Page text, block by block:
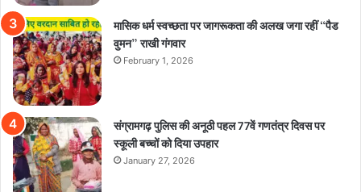
मासिक धर्म स्वच्छता पर जागरूकता की अलख जगा रहीं “पैड
वुमन” राखी गंगवार
February 1, 2026
संग्रामगढ़ पुलिस की अनूठी पहल 77वें गणतंत्र दिवस पर
स्कूली बच्चों को दिया उपहार
January 27, 2026